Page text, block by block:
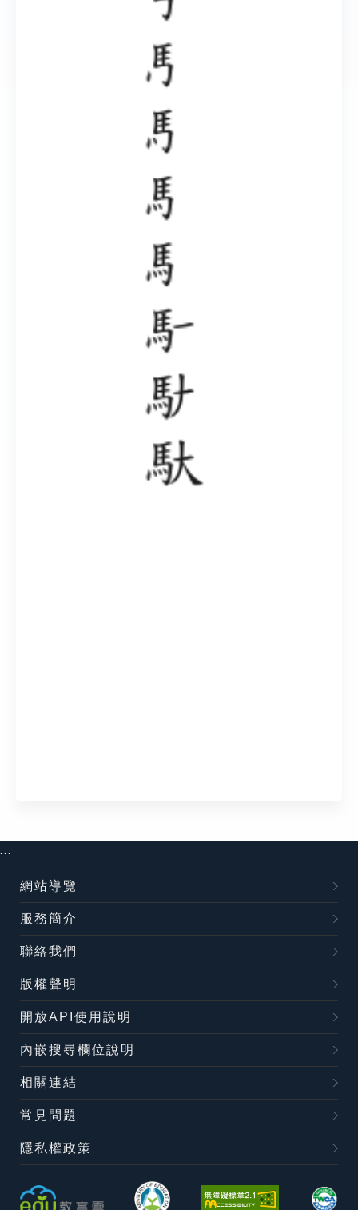
:::
網站導覽
服務簡介
聯絡我們
版權聲明
開放API使用說明
內嵌搜尋欄位說明
相關連結
常見問題
隱私權政策